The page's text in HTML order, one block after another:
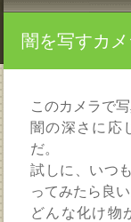
闇を写すカメ
このカメラで
闇の深さに応
だ。
試しに、いつ
ってみたら良い
どんな化け物